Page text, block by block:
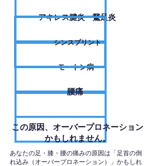
アキレス腱炎・鵞足炎
シンスプリント
モートン病
腰痛
​この原因、オーバープロネーション
かもしれません。
あなたの足・膝・腰の痛みの原因は「足首の倒
れ込み（オーバープロネーション）」かもしれ